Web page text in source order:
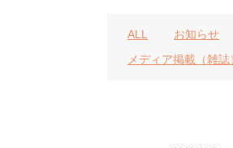
ALL お知らせ
メディア掲載（雑誌